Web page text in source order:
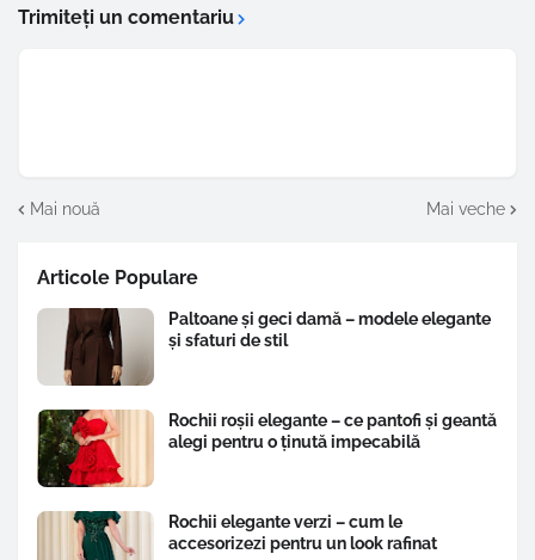
Trimiteți un comentariu
Mai nouă Mai veche
Articole Populare
Paltoane și geci damă – modele elegante
și sfaturi de stil
Rochii roșii elegante – ce pantofi și geantă
alegi pentru o ținută impecabilă
Rochii elegante verzi – cum le
accesorizezi pentru un look rafinat